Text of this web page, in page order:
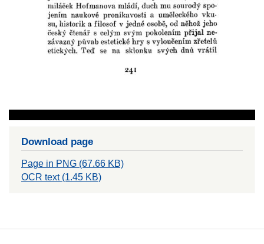
Download page
Page in PNG (67.66 KB)
OCR text (1.45 KB)